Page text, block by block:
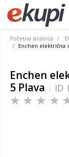
Početna stranica
Enchen električna
Enchen
5 Plava
ID